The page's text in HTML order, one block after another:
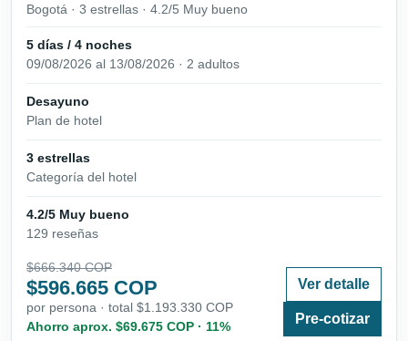
Bogotá · 3 estrellas · 4.2/5 Muy bueno
5 días / 4 noches
09/08/2026 al 13/08/2026 · 2 adultos
Desayuno
Plan de hotel
3 estrellas
Categoría del hotel
4.2/5 Muy bueno
129 reseñas
$666.340 COP
$596.665 COP
por persona · total $1.193.330 COP
Ahorro aprox. $69.675 COP · 11%
Ver detalle
Pre-cotizar